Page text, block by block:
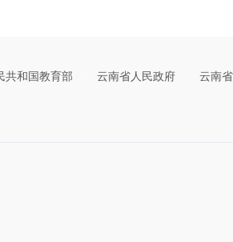
共和国教育部 云南省人民政府 云南